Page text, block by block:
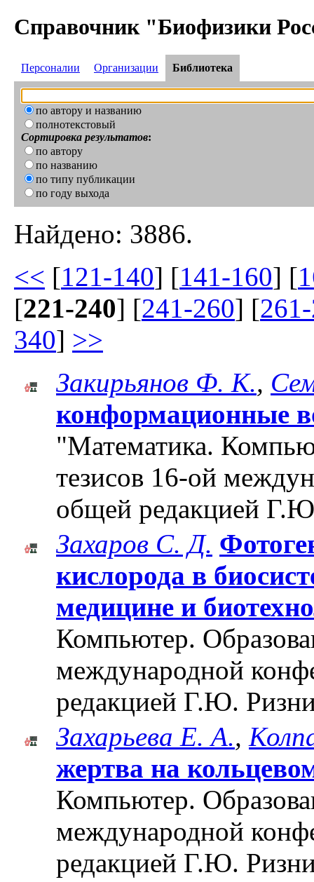
Справочник "Биофизики
Персоналии Организации Библиотека
по автору и названию
полнотекстовый
Сортировка результатов:
по автору
по названию
по типу публикации
по году выхода
Найдено: 3886.
<< [121-140] [141-160] [
[221-240] [241-260] [
340] >>
Закирьянов Ф. К.,
конформационные
"Математика.
тезисов 16-ой
общей редакцией
Захаров С. Д.
кислорода в
медицине и
Компьютер.
международной
редакцией Г.Ю.
Захарьева Е. А.,
жертва на
Компьютер.
международной
редакцией Г.Ю.